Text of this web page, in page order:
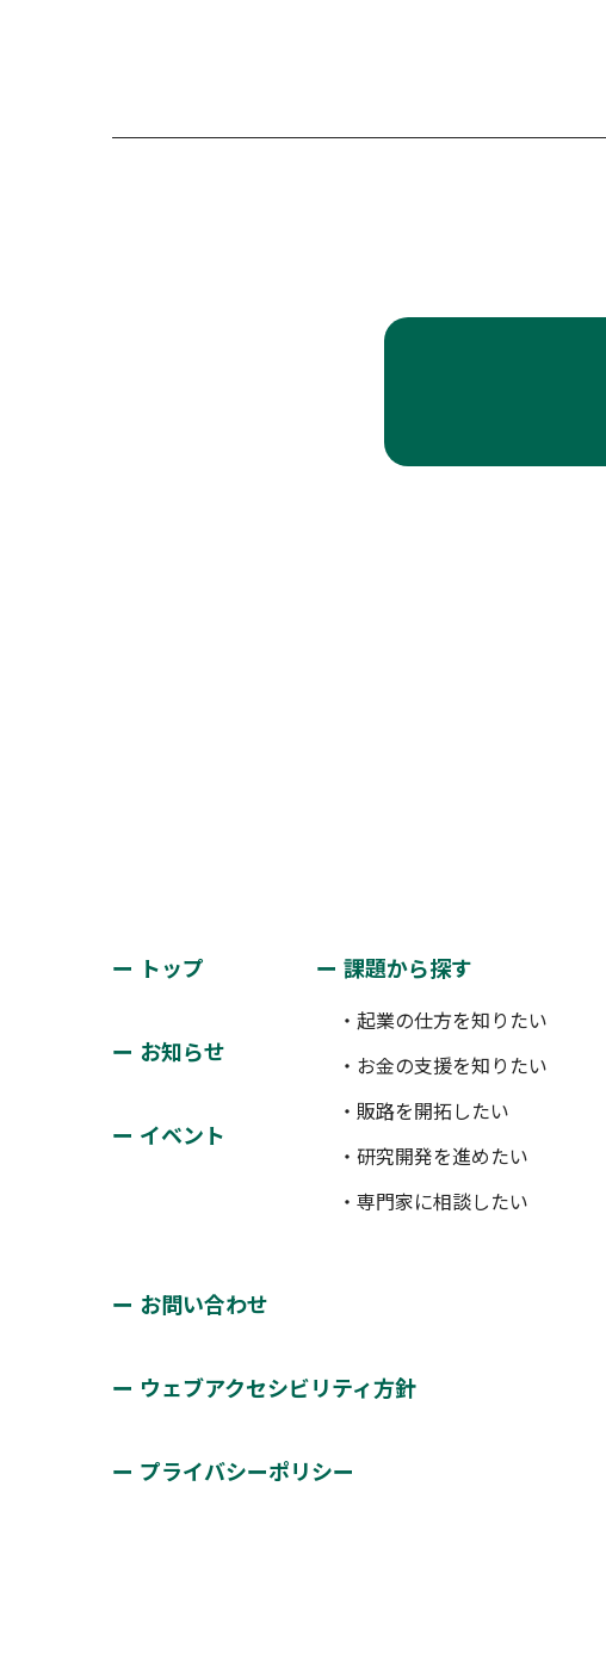
トップ
お知らせ
イベント
課題から探す
・起業の仕方を知りたい
・お金の支援を知りたい
・販路を開拓したい
・研究開発を進めたい
・専門家に相談したい
お問い合わせ
ウェブアクセシビリティ方針
プライバシーポリシー